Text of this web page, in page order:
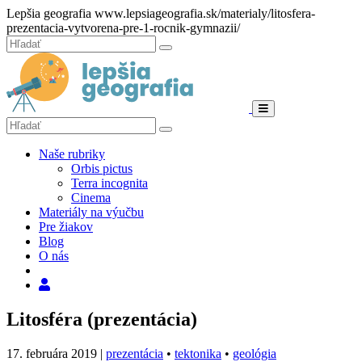
Hore
Lepšia geografia www.lepsiageografia.sk/materialy/litosfera-
prezentacia-vytvorena-pre-1-rocnik-gymnazii/
Zatvoriť
Hľadať:
Hľadať
Menu
Hľadať:
Hľadať
Naše rubriky
Orbis pictus
Terra incognita
Cinema
Materiály na výučbu
Pre žiakov
Blog
O nás
Litosféra (prezentácia)
17. februára 2019 | prezentácia • tektonika • geológia